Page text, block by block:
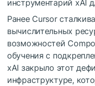
инструментарий xAI
Ранее Cursor
вычислительных
возможностей
обучения с
xAI закрыло этот
инфраструктуре,